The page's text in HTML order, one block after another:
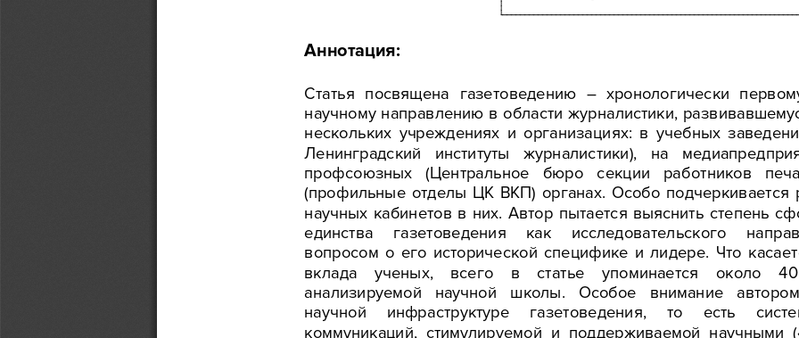
Аннотация:
Статья
  посвящена
  газетоведению
  –  хронологически
научному направлению в   области журналистики,
нескольких
  учреждениях
  и  организациях:
  в  учебных
Ленинградский
   институты
   журналистики),
   на
профсоюзных
   (Центральное
   бюро
   секции
   работников
(профильные
  отделы
  ЦК
  ВКП)
  органах.
  Особо
  подчеркивается
научных
  кабинетов
  в   них.
  Автор
  пытается
  выяснить
  степень
единства
газетоведения как исследовательского
вопросом
  о  его
  исторической
  специфике
  и  лидере.
  Что
вклада
ученых, всего в статье упоминается около 40
анализируемой
научной
   школы.
   Особое
   внимание
автором
научной
инфраструктуре газетоведения, то есть
коммуникаций,
  стимулируемой
и  поддерживаемой
  научными